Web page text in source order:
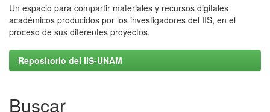
Un espacio para compartir materiales y recursos digitales
académicos producidos por los investigadores del IIS, en el
proceso de sus diferentes proyectos.
Repositorio del IIS-UNAM
Buscar